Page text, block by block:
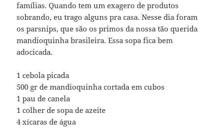
famílias. Quando tem um exagero de produtos
sobrando, eu trago alguns pra casa. Nesse dia foram
os parsnips, que são os primos da nossa tão querida
mandioquinha brasileira. Essa sopa fica bem
adocicada.
1 cebola picada
500 gr de mandioquinha cortada em cubos
1 pau de canela
1 colher de sopa de azeite
4 xícaras de água